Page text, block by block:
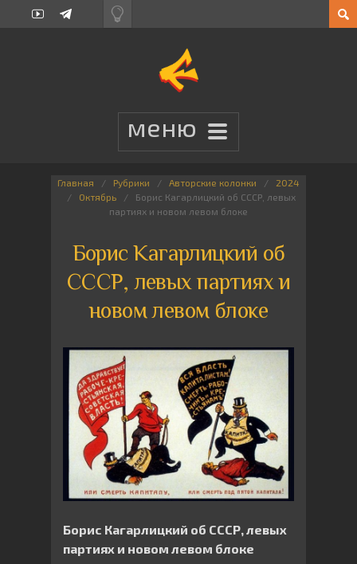
Главная Рубрики Авторские колонки
2024
Октябрь
Борис Кагарлицкий об СССР, левых
партиях и новом левом блоке
Борис Кагарлицкий об
СССР, левых партиях и
новом левом блоке
Борис Кагарлицкий об СССР, левых
партиях и новом левом блоке